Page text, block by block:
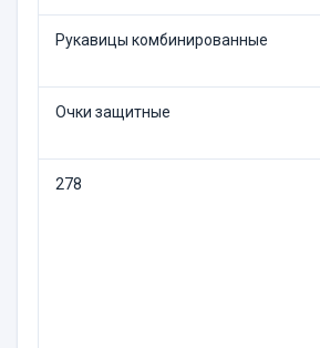
Рукавицы комбинированные
Очки защитные
278